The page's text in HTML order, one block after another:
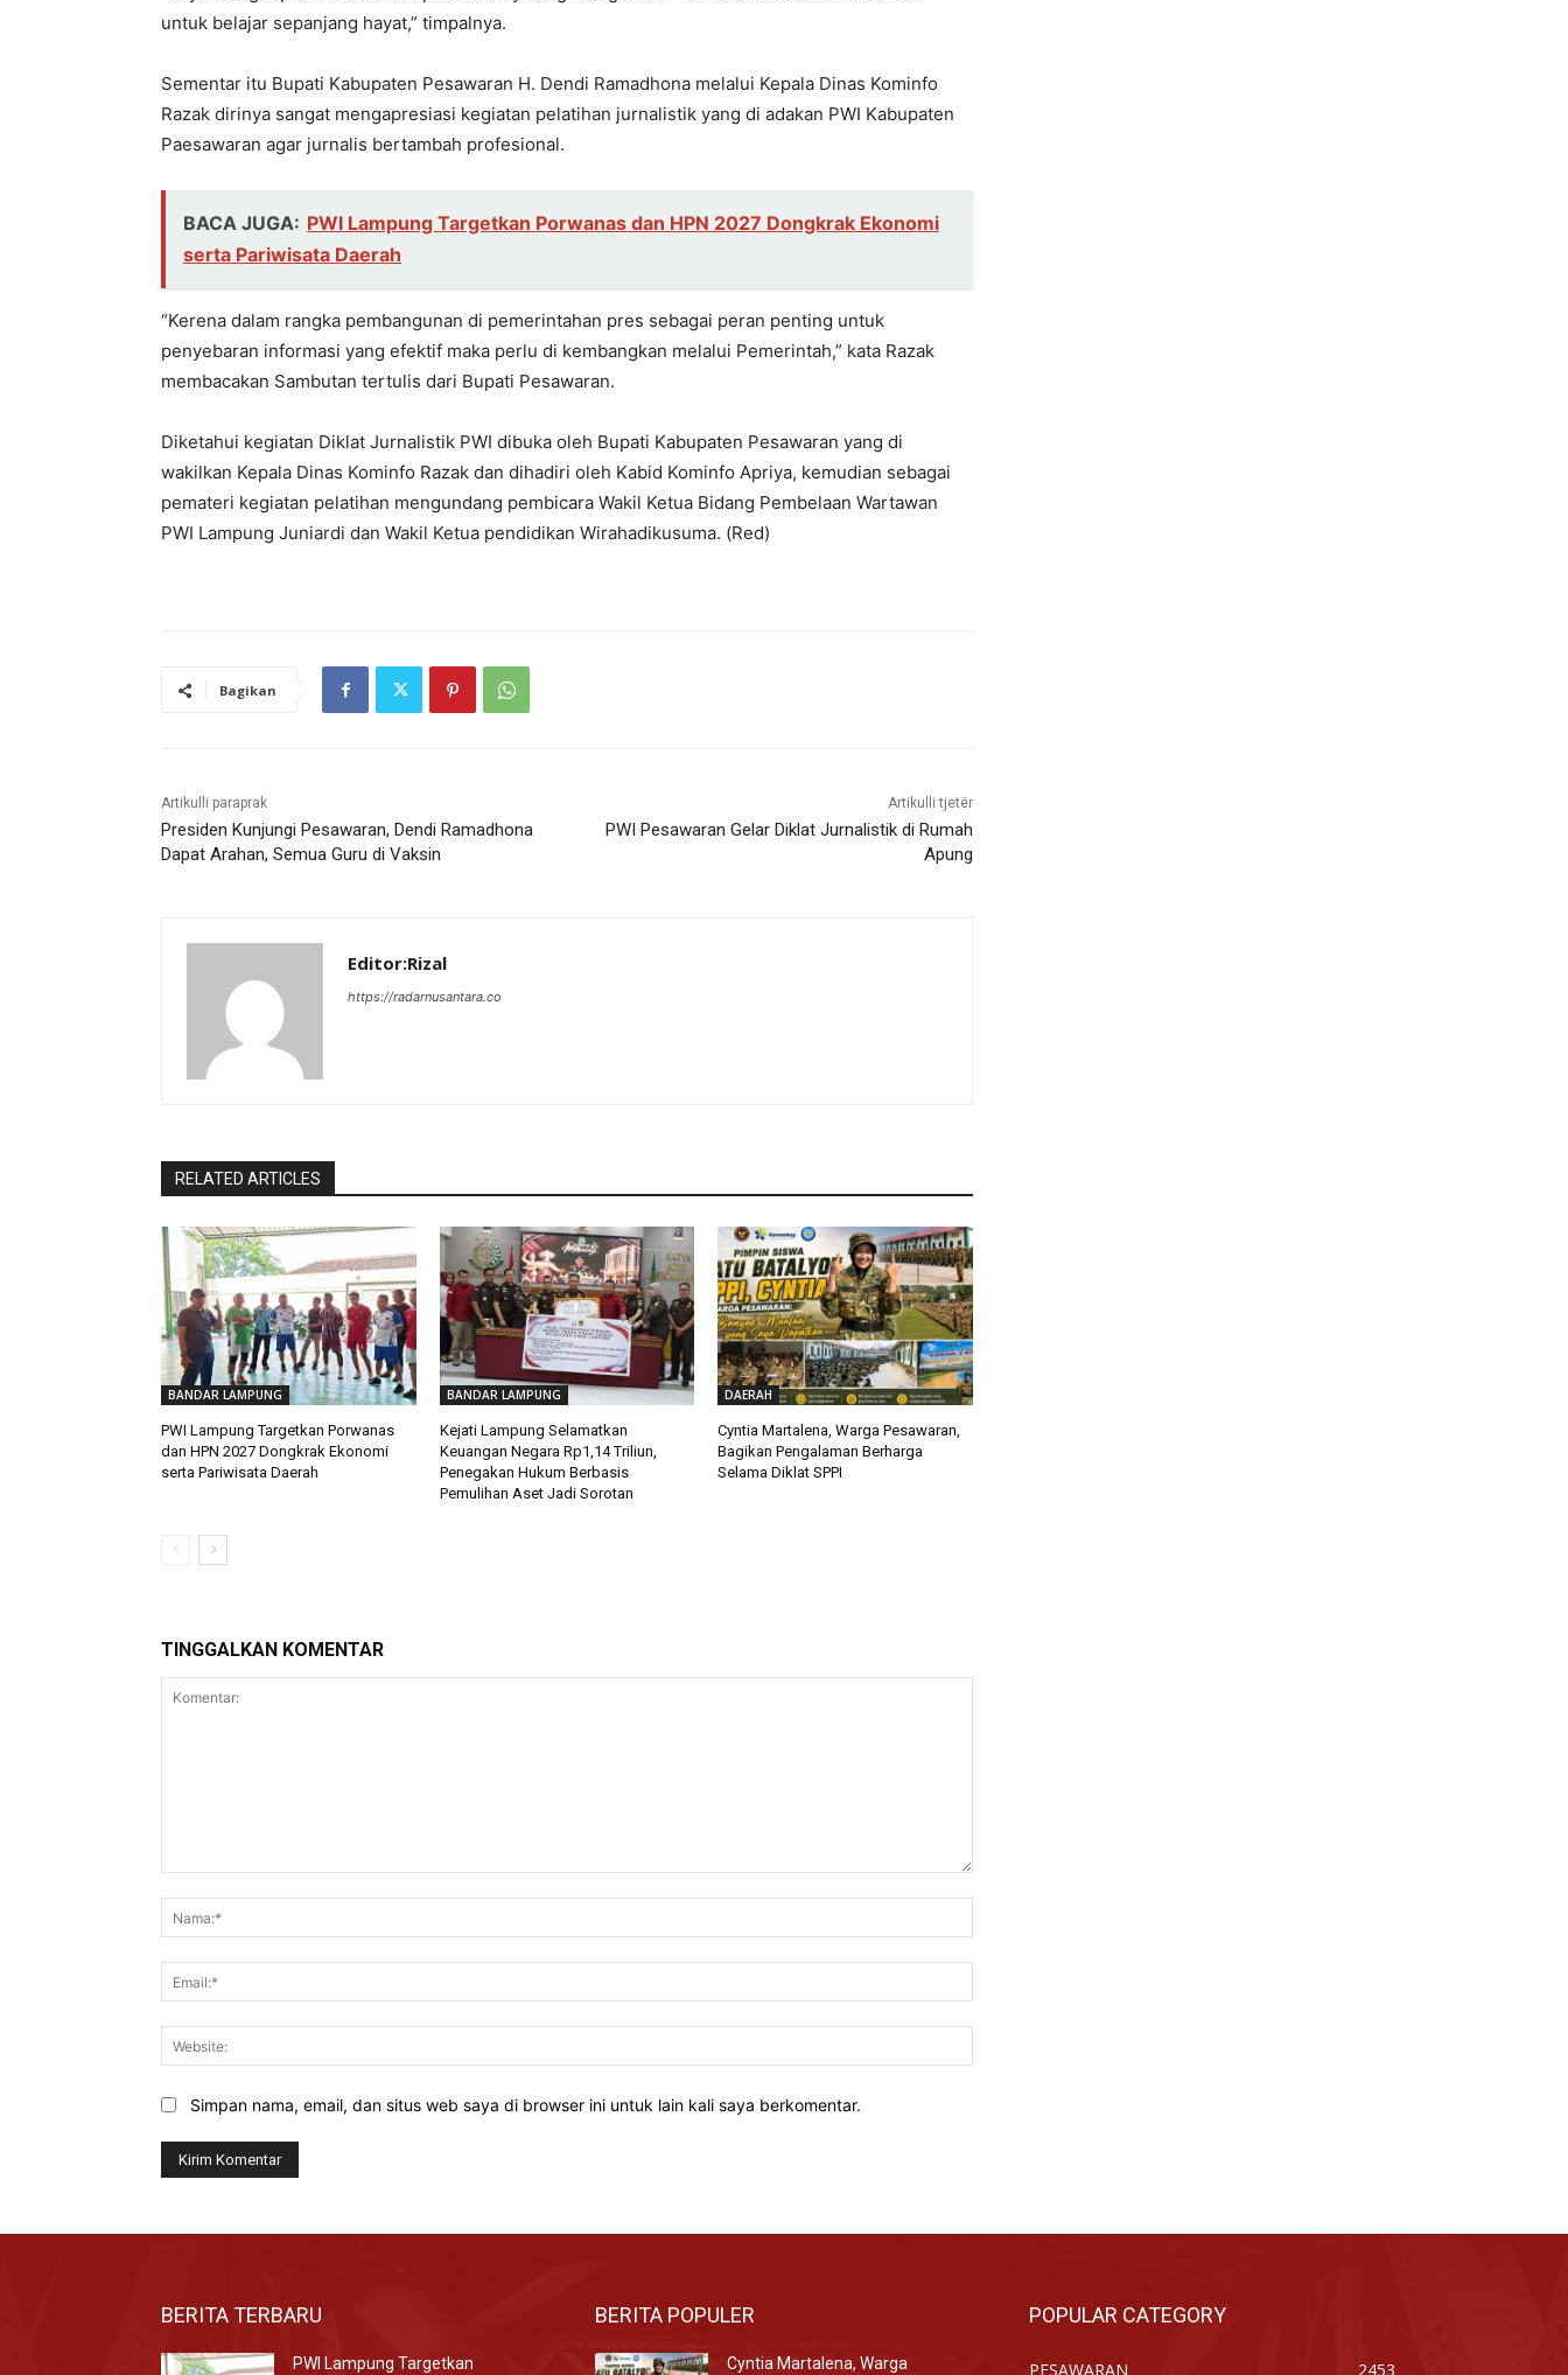
untuk belajar sepanjang hayat,” timpalnya.
Sementar itu Bupati Kabupaten Pesawaran H. Dendi Ramadhona melalui Kepala Dinas Kominfo
Razak dirinya sangat mengapresiasi kegiatan pelatihan jurnalistik yang di adakan PWI Kabupaten
Paesawaran agar jurnalis bertambah profesional.
BACA JUGA: PWI Lampung Targetkan Porwanas dan HPN 2027 Dongkrak Ekonomi
serta Pariwisata Daerah
“Kerena dalam rangka pembangunan di pemerintahan pres sebagai peran penting untuk
penyebaran informasi yang efektif maka perlu di kembangkan melalui Pemerintah,” kata Razak
membacakan Sambutan tertulis dari Bupati Pesawaran.
Diketahui kegiatan Diklat Jurnalistik PWI dibuka oleh Bupati Kabupaten Pesawaran yang di
wakilkan Kepala Dinas Kominfo Razak dan dihadiri oleh Kabid Kominfo Apriya, kemudian sebagai
pemateri kegiatan pelatihan mengundang pembicara Wakil Ketua Bidang Pembelaan Wartawan
PWI Lampung Juniardi dan Wakil Ketua pendidikan Wirahadikusuma. (Red)
Bagikan
Artikulli paraprak
Presiden Kunjungi Pesawaran, Dendi Ramadhona
Dapat Arahan, Semua Guru di Vaksin
Artikulli tjetër
PWI Pesawaran Gelar Diklat Jurnalistik di Rumah
Apung
Editor:Rizal
https://radarnusantara.co
RELATED ARTICLES
BANDAR LAMPUNG
PWI Lampung Targetkan Porwanas
dan HPN 2027 Dongkrak Ekonomi
serta Pariwisata Daerah
BANDAR LAMPUNG
Kejati Lampung Selamatkan
Keuangan Negara Rp1,14 Triliun,
Penegakan Hukum Berbasis
Pemulihan Aset Jadi Sorotan
DAERAH
Cyntia Martalena, Warga Pesawaran,
Bagikan Pengalaman Berharga
Selama Diklat SPPI
TINGGALKAN KOMENTAR
Simpan nama, email, dan situs web saya di browser ini untuk lain kali saya berkomentar.
BERITA TERBARU
PWI Lampung Targetkan
BERITA POPULER
Cyntia Martalena, Warga
POPULAR CATEGORY
PESAWARAN 2453